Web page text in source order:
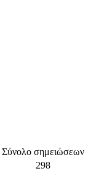
Σύνολο σημειώσεων
298